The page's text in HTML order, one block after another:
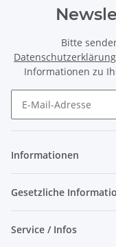
Bitte
Datenschutzerklärung
Informationen zu
Informationen
Gesetzliche
Service / Infos